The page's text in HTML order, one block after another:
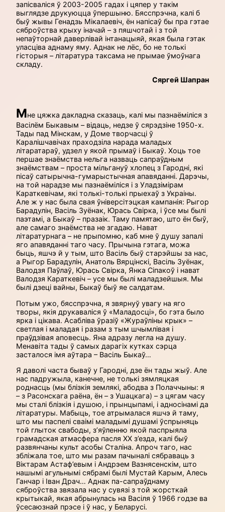
запісваліся ў 2003-2005 гадах і цяпер у такім
выглядзе друкуюцца ўпершыню. Бясспрэчна, калі б
быў жывы Генадзь Мікалаевіч, ён напісаў бы пра гэтае
сяброўства крыху іначай – з пяшчотай і з той
непаўторнай даверлівай інтанацыяй, якая была гэтак
уласціва аднаму яму. Аднак не лёс, бо не толькі
гісторыя – літаратура таксама не прымае ўмоўнага
складу.
Сяргей Шапран
Мне цяжка дакладна сказаць, калі мы пазнаёміліся з
Васілём Быкавым – відаць, недзе ў сярэдзіне 1950-х.
Тады пад Мінскам, у Доме творчасці ў
Каралішчавічах праходзіла нарада маладых
літаратараў, удзел у якой прымаў і Быкаў. Хоць тое
першае знаёмства нельга назваць сапраўдным
знаёмствам – проста мільгануў хлопец з Гародні, які
пісаў сатырычна-гумарыстычная апавяданні. Дарэчы,
на той нарадзе мы пазнаёміліся і з Уладзімірам
Караткевічам, які толькі-толькі прыехаў з Украіны.
Але ж у нас была свая ўніверсітэцкая кампанія: Рыгор
Барадулін, Васіль Зуёнак, Юрась Свірка, і ўсе мы былі
паэтамі, а Быкаў – празаік. Таму памятаю, што ён быў,
але самаго знаёмства не згадаю. Нават
літаратурнага – не прыпомню, каб мне ў душу запалі
яго апавяданні таго часу. Прычына гэтага, можа
быць, яшчэ й у тым, што Васіль быў старэйшы за нас,
а Рыгор Барадулін, Анатоль Вярцінскі, Васіль Зуёнак,
Валодзя Паўлаў, Юрась Свірка, Янка Сіпакоў і нават
Валодзя Караткевіч – усе мы былі маладзейшыя. Мы
былі дзеці вайны, Быкаў быў яе салдатам.
Потым ужо, бясспрэчна, я звярнуў увагу на яго
творы, якія друкаваліся ў «Маладосці», бо гэта было
ярка і цікава. Асабліва ўразіў «Жураўліны крык» –
светлая і маладая і разам з тым шчымлівая і
праўдзівая аповесць. Яна адразу легла на душу.
Менавіта тады ў самых дарагіх кутках сэрца
засталося імя аўтара – Васіль Быкаў…
Я даволі часта бываў у Гародні, дзе ён тады жыў. Але
нас падружыла, канечне, не толькі зямляцкая
роднасць (мы блізкія землякі, абодва з Полаччыны: я
– з Расонскага раёна, ён – з Ушацкага) – з цягам часу
мы сталі блізкія і душою, і прынцыпамі, і адносінамі да
літаратуры. Мабыць, тое атрымалася яшчэ й таму,
што мы паспелі сваімі маладымі душамі ўспрыняць
той глыток свабоды, з’яўленню якой паспрыяла
грамадская атмасфера пасля ХХ з’езда, калі быў
развянчаны культ асобы Сталіна. Апроч таго, нас
збліжала тое, што мы разам пачыналі сябраваць з
Віктарам Астаф’евым і Андрэем Вазнясенскім, што
нашымі агульнымі сябрамі былі Мустай Карым, Алесь
Ганчар і Іван Драч… Аднак па-сапраўднаму
сяброўства звязала нас у сувязі з той жорсткай
крытыкай, якая абрынулась на Васіля ў 1966 годзе ва
ўсесаюзнай прэсе і ў нас, у Беларусі.